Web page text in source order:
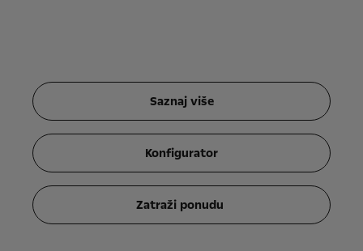
Saznaj više
Konfigurator
Zatraži ponudu